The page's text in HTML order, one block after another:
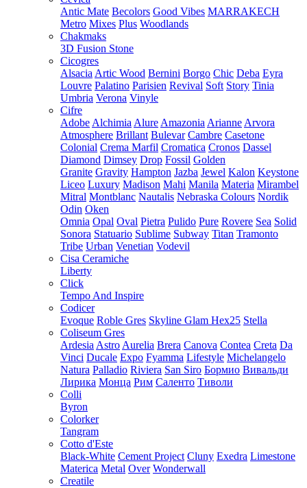
Antic Mate Becolors Good Vibes MARRAKECH
Metro Mixes Plus Woodlands
Chakmaks
3D Fusion Stone
Cicogres
Alsacia Artic Wood Bernini Borgo Chic Deba Eyra
Louvre Palatino Parisien Revival Soft Story Tinia
Umbria Verona Vinyle
Cifre
Adobe Alchimia Alure Amazonia Arianne Arvora
Atmosphere Brillant Bulevar Cambre Casetone
Colonial Crema Marfil Cromatica Cronos Dassel
Diamond Dimsey Drop Fossil Golden
Granite Gravity Hampton Jazba Jewel Kalon Keystone
Liceo Luxury Madison Mahi Manila Materia Mirambel
Mitral Montblanc Nautalis Nebraska Colours Nordik
Odin Oken
Omnia Opal Oval Pietra Pulido Pure Rovere Sea Solid
Sonora Statuario Sublime Subway Titan Tramonto
Tribe Urban Venetian Vodevil
Cisa Ceramiche
Liberty
Click
Tempo And Inspire
Codicer
Evoque Roble Gres Skyline Glam Hex25 Stella
Coliseum Gres
Ardesia Astro Aurelia Brera Canova Contea Creta Da
Vinci Ducale Expo Fyamma Lifestyle Michelangelo
Natura Palladio Riviera San Siro Бормио Вивальди
Лирика Монца Рим Саленто Тиволи
Colli
Byron
Colorker
Tangram
Cotto d'Este
Black-White Cement Project Cluny Exedra Limestone
Materica Metal Over Wonderwall
Creatile